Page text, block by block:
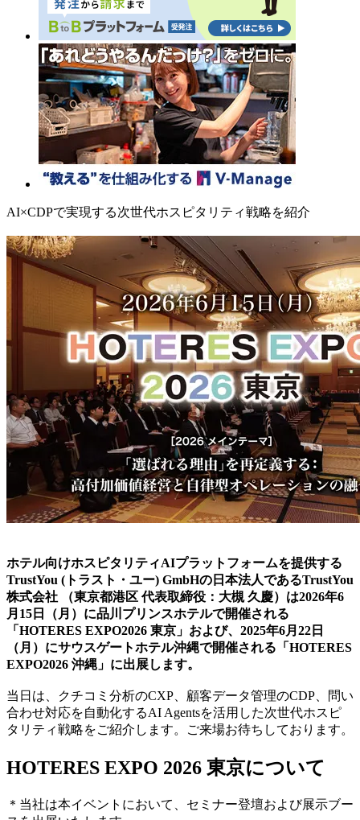
AI×CDPで実現する次世代ホスピタリティ戦略を紹介
ホテル向けホスピタリティAIプラットフォームを提供する
TrustYou (トラスト・ユー) GmbHの日本法人であるTrustYou
株式会社 （東京都港区 代表取締役：大槻 久慶）は2026年6
月15日（月）に品川プリンスホテルで開催される
「HOTERES EXPO2026 東京」および、2025年6月22日
（月）にサウスゲートホテル沖縄で開催される「HOTERES
EXPO2026 沖縄」に出展します。
当日は、クチコミ分析のCXP、顧客データ管理のCDP、問い
合わせ対応を自動化するAI Agentsを活用した次世代ホスピ
タリティ戦略をご紹介します。ご来場お待ちしております。
HOTERES EXPO 2026 東京について
＊当社は本イベントにおいて、セミナー登壇および展示ブー